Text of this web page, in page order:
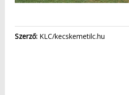
Szerző: KLC/kecskemetilc.hu